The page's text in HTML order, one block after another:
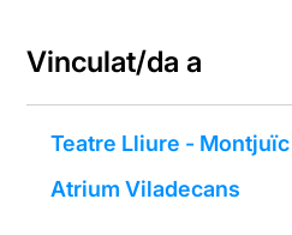
Vinculat/da a
Teatre Lliure - Montjuïc
Atrium Viladecans